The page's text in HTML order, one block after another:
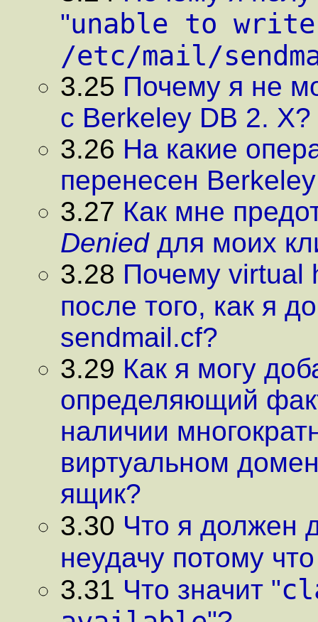
"unable to write
/etc/mail/
3.25 Почему я не
с Berkeley DB 2. X?
3.26 На какие
перенесен
3.27 Как мне
Denied для моих
3.28 Почему virtual
после того, как я
sendmail.cf?
3.29 Как я могу
определяющий
наличии
виртуальном
ящик?
3.30 Что я должен
неудачу потому что
3.31 Что значит "